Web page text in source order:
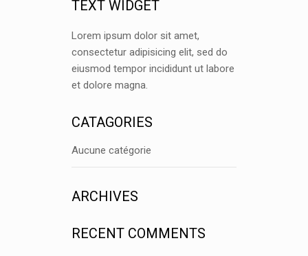
TEXT WIDGET
Lorem ipsum dolor sit amet,
consectetur adipisicing elit, sed do
eiusmod tempor incididunt ut labore
et dolore magna.
CATAGORIES
Aucune catégorie
ARCHIVES
RECENT COMMENTS